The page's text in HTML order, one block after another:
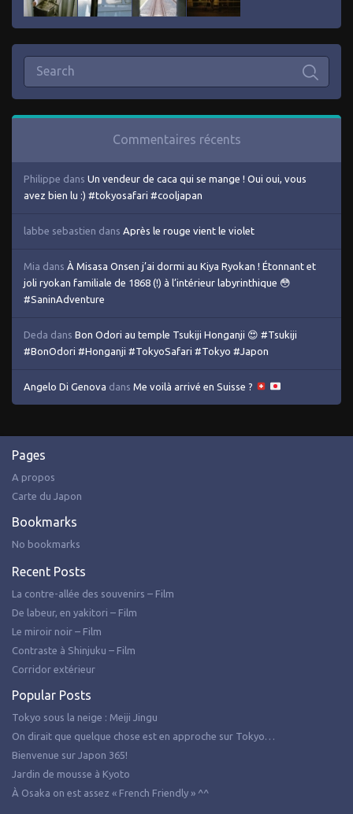
Commentaires récents
Philippe dans Un vendeur de caca qui se mange ! Oui oui, vous
avez bien lu :) #tokyosafari #cooljapan
labbe sebastien dans Après le rouge vient le violet
Mia dans À Misasa Onsen j’ai dormi au Kiya Ryokan ! Étonnant et
joli ryokan familiale de 1868 (!) à l’intérieur labyrinthique 😳
#SaninAdventure
Deda dans Bon Odori au temple Tsukiji Honganji 😍 #Tsukiji
#BonOdori #Honganji #TokyoSafari #Tokyo #Japon
Angelo Di Genova dans Me voilà arrivé en Suisse ?
Pages
A propos
Carte du Japon
Bookmarks
No bookmarks
Recent Posts
La contre-allée des souvenirs – Film
De labeur, en yakitori – Film
Le miroir noir – Film
Contraste à Shinjuku – Film
Corridor extérieur
Popular Posts
Tokyo sous la neige : Meiji Jingu
On dirait que quelque chose est en approche sur Tokyo…
Bienvenue sur Japon 365!
Jardin de mousse à Kyoto
À Osaka on est assez « French Friendly » ^^